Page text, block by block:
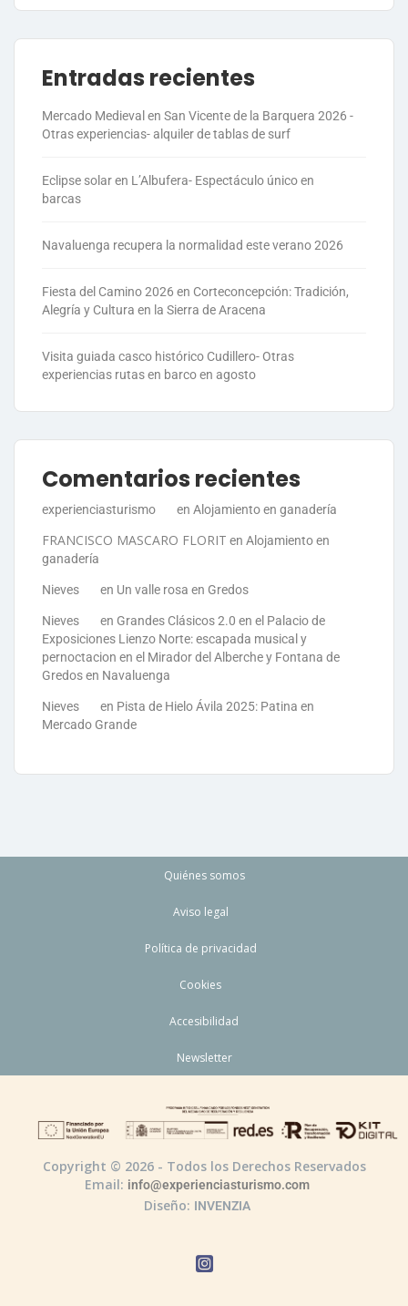
Entradas recientes
Mercado Medieval en San Vicente de la Barquera 2026 -
Otras experiencias- alquiler de tablas de surf
Eclipse solar en L’Albufera- Espectáculo único en
barcas
Navaluenga recupera la normalidad este verano 2026
Fiesta del Camino 2026 en Corteconcepción: Tradición,
Alegría y Cultura en la Sierra de Aracena
Visita guiada casco histórico Cudillero- Otras
experiencias rutas en barco en agosto
Comentarios recientes
experienciasturismo en Alojamiento en ganadería
FRANCISCO MASCARO FLORIT en Alojamiento en
ganadería
Nieves en Un valle rosa en Gredos
Nieves en Grandes Clásicos 2.0 en el Palacio de
Exposiciones Lienzo Norte: escapada musical y
pernoctacion en el Mirador del Alberche y Fontana de
Gredos en Navaluenga
Nieves en Pista de Hielo Ávila 2025: Patina en
Mercado Grande
Quiénes somos
Aviso legal
Política de privacidad
Cookies
Accesibilidad
Newsletter
Copyright © 2026 - Todos los Derechos Reservados
Email: info@experienciasturismo.com
Diseño: INVENZIA